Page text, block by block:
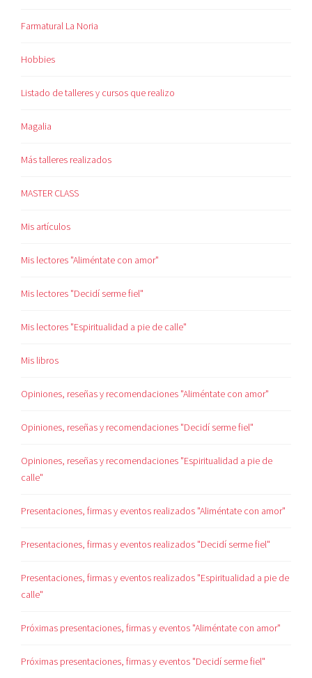
Farmatural La Noria
Hobbies
Listado de talleres y cursos que realizo
Magalia
Más talleres realizados
MASTER CLASS
Mis artículos
Mis lectores "Aliméntate con amor"
Mis lectores "Decidí serme fiel"
Mis lectores "Espiritualidad a pie de calle"
Mis libros
Opiniones, reseñas y recomendaciones "Aliméntate con amor"
Opiniones, reseñas y recomendaciones "Decidí serme fiel"
Opiniones, reseñas y recomendaciones "Espiritualidad a pie de
calle"
Presentaciones, firmas y eventos realizados "Aliméntate con amor"
Presentaciones, firmas y eventos realizados "Decidí serme fiel"
Presentaciones, firmas y eventos realizados "Espiritualidad a pie de
calle"
Próximas presentaciones, firmas y eventos "Aliméntate con amor"
Próximas presentaciones, firmas y eventos "Decidí serme fiel"